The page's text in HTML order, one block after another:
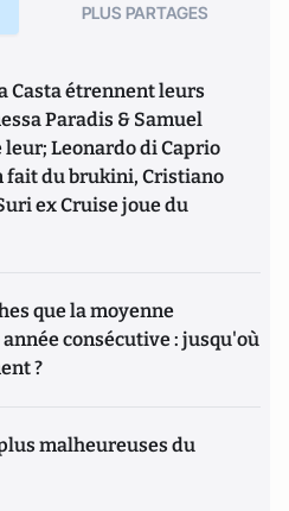
PLUS PARTAGES
Casta étrennent leurs
Paradis & Samuel
Leonardo di Caprio
fait du brukini, Cristiano
ex Cruise joue du
que la moyenne
consécutive : jusqu'où
?
malheureuses du